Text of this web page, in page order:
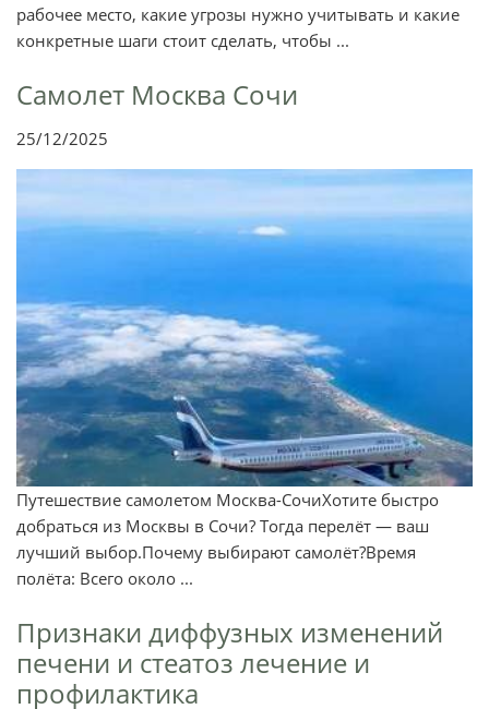
рабочее место, какие угрозы нужно учитывать и какие
конкретные шаги стоит сделать, чтобы ...
Самолет Москва Сочи
25/12/2025
Путешествие самолетом Москва-СочиХотите быстро
добраться из Москвы в Сочи? Тогда перелёт — ваш
лучший выбор.Почему выбирают самолёт?Время
полёта: Всего около ...
Признаки диффузных изменений
печени и стеатоз лечение и
профилактика